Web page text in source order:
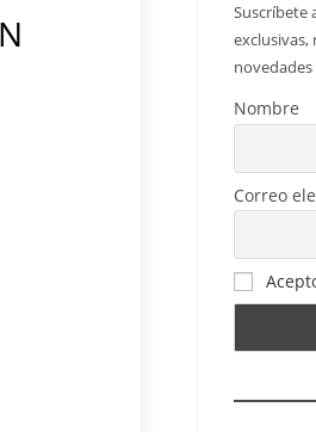
Suscríbete
exclusivas,
Nombre
Correo